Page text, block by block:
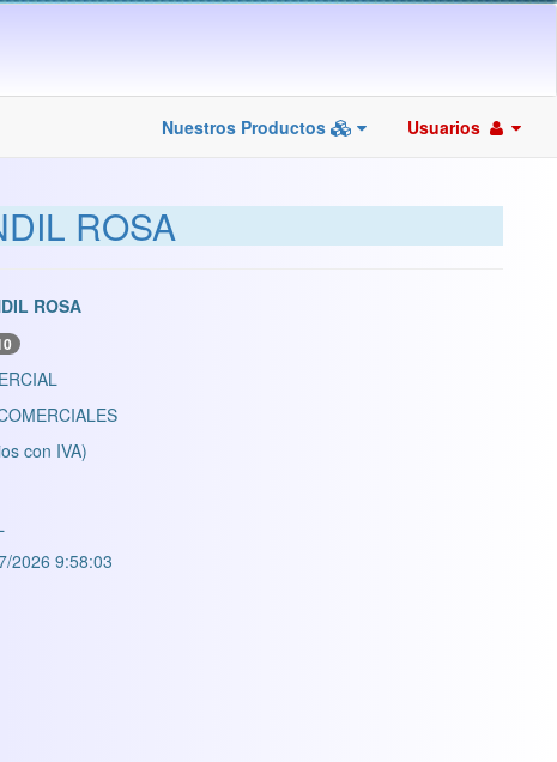
Nuestros Productos Usuarios
ROSA
ROSA
con IVA)
2026 9:58:03